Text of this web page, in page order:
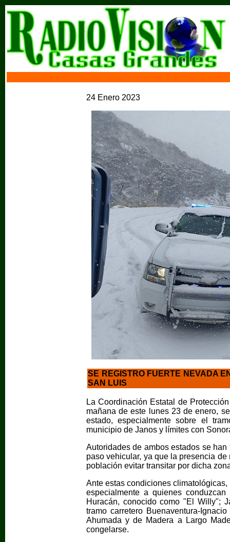
24 Enero 2023
SE REGISTRO FUERTE NEVADA
SAN LUIS
La Coordinación Estatal de
mañana de este lunes 23 de enero,
estado, especialmente sobre el
municipio de Janos y límites con
Autoridades de ambos estados se
paso vehicular, ya que la presencia
población evitar transitar por dicha
Ante estas condiciones
especialmente a quienes
Huracán, conocido como "El Willy";
tramo carretero Buenaventura-
Ahumada y de Madera a Largo
congelarse.